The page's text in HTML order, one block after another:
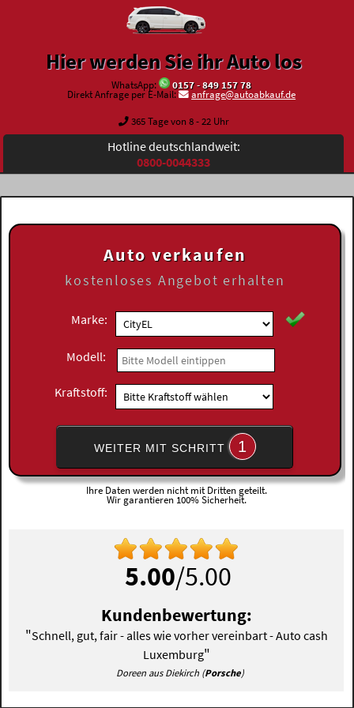
Hier werden Sie ihr Auto los
WhatsApp:
0157 - 849 157 78
Direkt Anfrage per E-Mail:
anfrage@autoabkauf.de
365 Tage von 8 - 22 Uhr
Hotline deutschlandweit:
0800-0044333
Auto verkaufen
kostenloses Angebot erhalten
Marke:
Modell:
Kraftstoff:
WEITER MIT SCHRITT 1
Ihre Daten werden nicht mit Dritten geteilt.
Wir garantieren 100% Sicherheit.
5.00/5.00
Kundenbewertung:
"Schnell, gut, fair - alles wie vorher vereinbart - Auto cash
Luxemburg"
Doreen aus Diekirch (Porsche)